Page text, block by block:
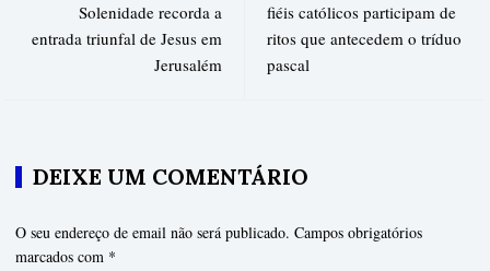
Solenidade recorda a
entrada triunfal de Jesus em
Jerusalém
fiéis católicos participam de
ritos que antecedem o tríduo
pascal
DEIXE UM COMENTÁRIO
O seu endereço de email não será publicado. Campos obrigatórios
marcados com *